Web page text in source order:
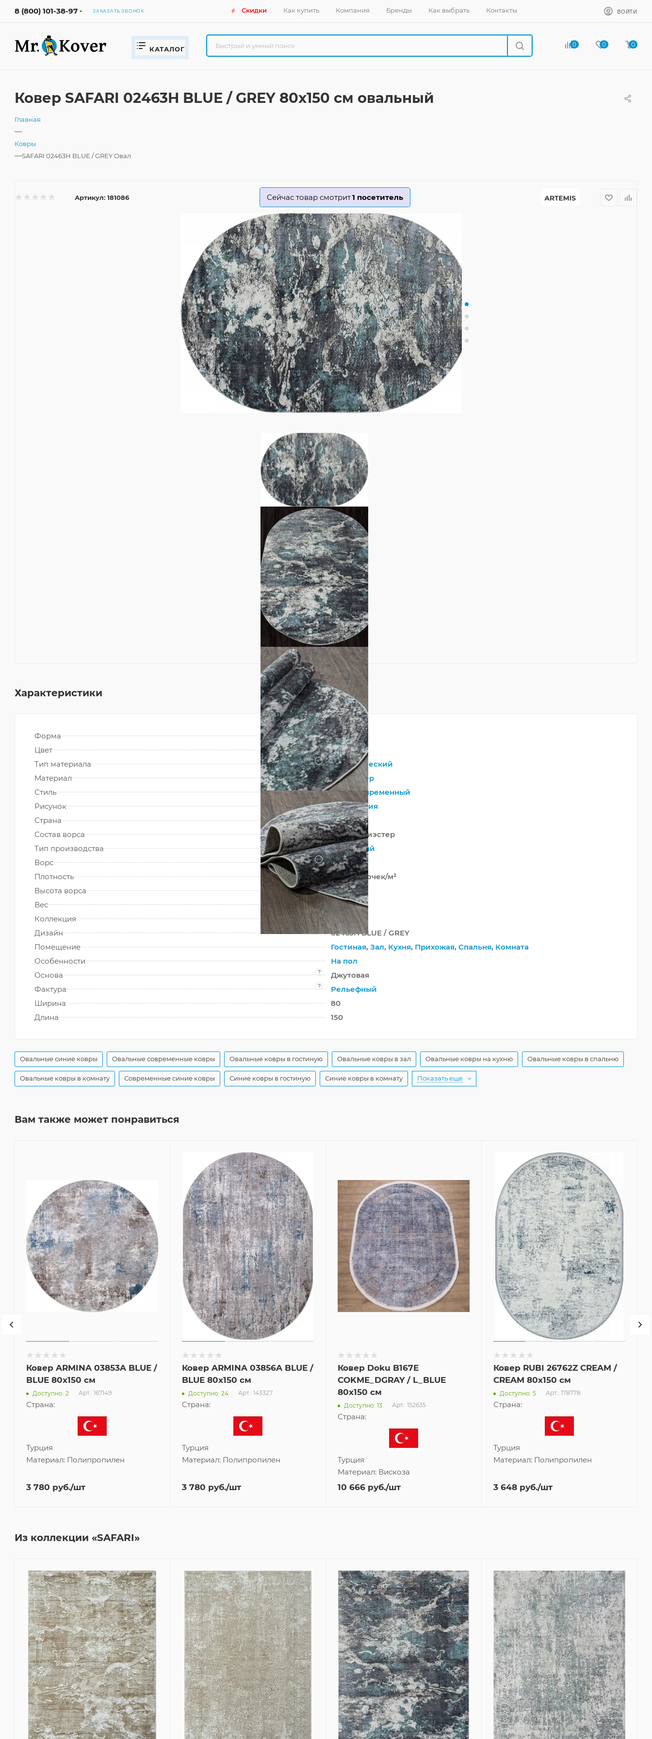
8 (800) 101-38-97 ЗАКАЗАТЬ ЗВОНОК Скидки Как купить Компания Бренды Как выбрать Контакты ВОЙТИ
КАТАЛОГ
0 0 0
Ковер SAFARI 02463H BLUE / GREY 80x150 см овальный
Главная
—
Ковры
—SAFARI 02463H BLUE / GREY Овал
Артикул: 181086 Сейчас товар смотрит1 посетитель
Характеристики
Форма
Овал
Цвет
Синий
Тип материала
?
Синтетический
Материал
Полиэстер
Стиль
Лофт,Современный
Рисунок
Абстракция
Страна
Турция
Состав ворса
100% Полиэстер
Тип производства
Машинный
Ворс
?
Средний
Плотность
403 200 точек/м²
Высота ворса
9 мм
Вес
1650 г/м²
Коллекция
SAFARI
Дизайн
02463H BLUE / GREY
Помещение
Гостиная, Зал, Кухня, Прихожая, Спальня, Комната
Особенности
На пол
Основа
?
Джутовая
Фактура
?
Рельефный
Ширина
80
Длина
150
Овальные синие ковры Овальные современные ковры Овальные ковры в гостиную Овальные ковры в зал Овальные ковры на кухню Овальные ковры в спальню
Овальные ковры в комнату Современные синие ковры Синие ковры в гостиную Синие ковры в комнату Показать еще
Вам также может понравиться
Ковер ARMINA 03853A BLUE /
BLUE 80x150 см
Доступно: 2 Арт.: 167149
Страна:
Турция
Материал: Полипропилен
3 780 руб./шт
Ковер ARMINA 03856A BLUE /
BLUE 80x150 см
Доступно: 24 Арт.: 143327
Страна:
Турция
Материал: Полипропилен
3 780 руб./шт
Ковер Doku B167E
COKME_DGRAY / L_BLUE
80x150 см
Доступно: 13 Арт.: 152635
Страна:
Турция
Материал: Вискоза
10 666 руб./шт
Ковер RUBI 26762Z CREAM /
CREAM 80x150 см
Доступно: 5 Арт.: 178778
Страна:
Турция
Материал: Полипропилен
3 648 руб./шт
Из коллекции «SAFARI»